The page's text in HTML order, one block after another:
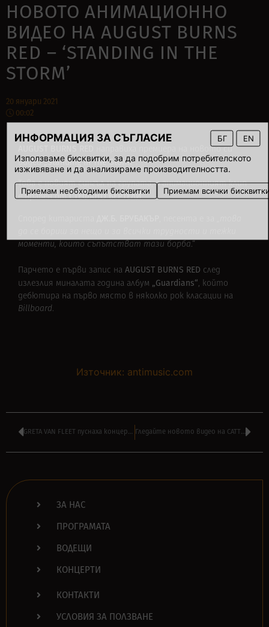
ИНФОРМАЦИЯ ЗА СЪГЛАСИЕ БГ EN
Използваме бисквитки, за да подобрим потребителското
изживяване и да анализираме производителността.
Приемам необходими бисквитки Приемам всички
НОВОТО АНИМАЦИОННО
ВИДЕО НА AUGUST BURNS
RED – ‘STANDING IN THE
STORM’
20 януари 2021
00:02
направиха премиера на новото си
видео„Standing In The Storm“ .
Това е новият сингъл на групата, а анимационният клип
е правен отСТЕФАНО БЕРТЕЛИ.
моменти, които съпътстват тази борба.“
Парчето е първи запис на AUGUST BURNS RED след
излезлия миналата година албум „Guardians“, който
дебютира на първо място в няколко рок класации на
Billboard.
Източник: antimusic.com
GRETA VAN FLEET пуснаха концертно видео на ‘Age Of Machine’ Гледайте новото видео на CATTLE DECAPITATION – ‘Finish Them’
ЗА НАС
ПРОГРАМАТА
ВОДЕЩИ
КОНЦЕРТИ
КОНТАКТИ
УСЛОВИЯ ЗА ПОЛЗВАНЕ